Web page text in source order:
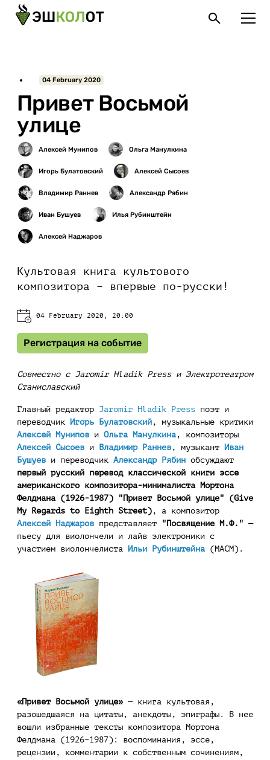
Привет Восьмой
улице
04 February 2020
Культовая книга культового
композитора – впервые по-русски!
04 February 2020, 20:00
Регистрация на событие
Cовместно с Jaromir Hladik Press и Электротеатром
Станиславский
Главный редактор Jaromir Hladik Press поэт и
переводчик
Игорь Булатовский , музыкальные критики
Алексей Мунипов и Ольга Манулкина, композиторы
Алексей Сысоев и Владимир Раннев , музыкант
Иван
Бушуев и переводчик Александр Рябин обсуждают
первый русский перевод классической книги эссе
американского композитора-минималиста Мортона
Фелдмана (1926-1987) "Привет Восьмой улице" (Give
My Regards to Eighth Street) , а композитор
Алексей Наджаров представляет "Посвящение М.Ф." —
пьесу для виолончели и лайв электроники с
участием виолончелиста
Ильи Рубинштейна(МАСМ).
«Привет Восьмой улице»— книга культовая,
разошедшаяся на цитаты, анекдоты, эпиграфы. В нее
вошли избранные тексты композитора Мортона
Фелдмана (1926–1987): воспоминания, эссе,
рецензии, комментарии к собственным сочинениям,